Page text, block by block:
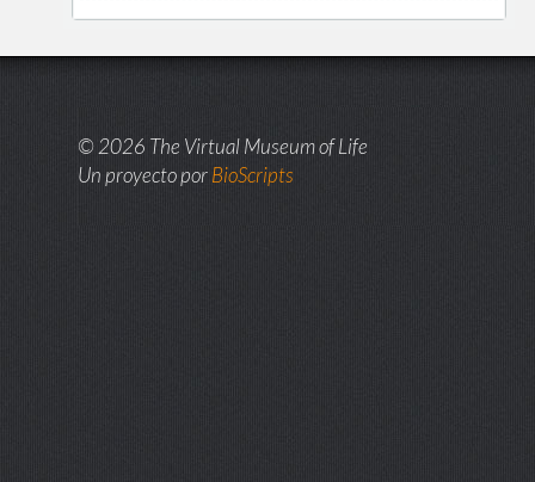
© 2026 The Virtual Museum of Life
Un proyecto porBioScripts